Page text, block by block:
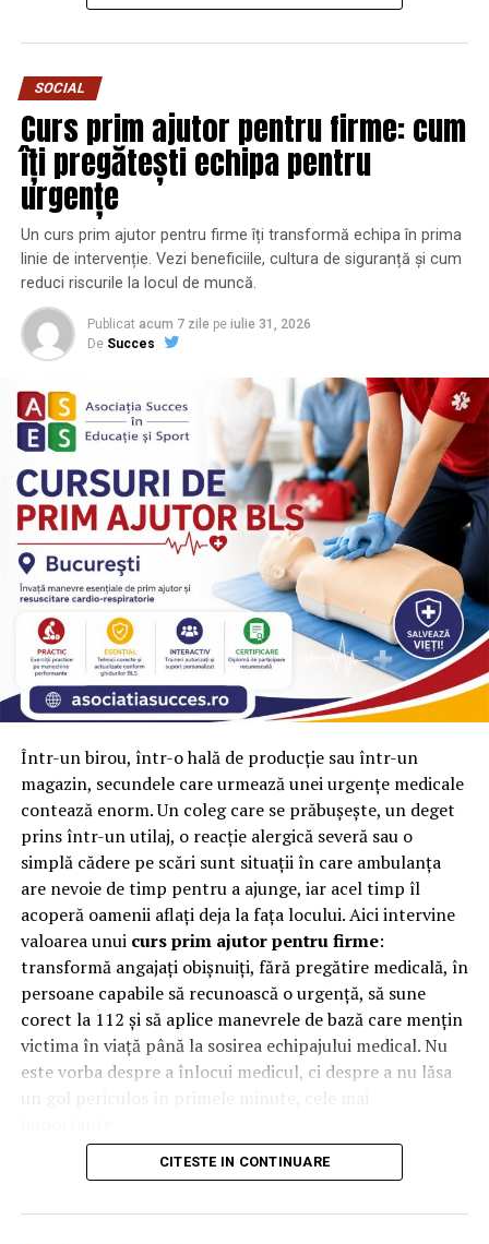
Cauți un fotograf de nuntă care să surprindă mai mult
decât simple imagini? Vrei o echipă care să spună
povestea emoționantă a zilei tale speciale, o echipă care
fericire?
FOTOGRAF NUNTA: Suntem o echipă de fotografi și
videografi pasionați, dedicați creării de amintiri
atemporale prin arta noastră. Cu o abordare naturală și
discretă, surprindem momentele magice ale nunții tale,
de la pregătiri la petrecerea de final, oferindu-ți o
poveste unică în imagini și film.
Ce ne face speciali:
Experiență
: Am fotografiat și filmat zeci de nunți,
acumulând o vastă experiență în domeniu.
Stil: Ne caracterizează un stil modern, elegant și
pe povestea voastră de dragoste.
Echipă: Suntem o echipă unită și prietenoasă, care
va crea o atmosferă relaxantă și plăcută pe tot
parcursul zilei nunții.
Profesionalism: Folosim echipamente de ultimă
generație și ne dedicăm complet fiecărui proiect
pentru a obține rezultate excepționale.
De ce să alegi Lights and Tales :
Pentru a avea amintiri de neuitat: Imaginile și
filmările noastre vor fi o mărturie prețioasă a
Pentru a beneficia de un raport calitate-preț
excelent: Oferim pachete personalizate pentru a
se potrivi nevoilor și bugetului fiecărui cuplu.
SOCIAL
Curs prim ajutor pentru firme: cum
îți pregătești echipa pentru
urgențe
Un curs prim ajutor pentru firme îți transformă echipa în prima
linie de intervenție. Vezi beneficiile, cultura de siguranță și cum
reduci riscurile la locul de muncă.
Publicat acum 7 zile pe iulie 31, 2026
De Succes
Într-un birou, într-o hală de producție sau într-un
magazin, secundele care urmează unei urgențe medicale
contează enorm. Un coleg care se prăbușește, un deget
prins într-un utilaj, o reacție alergică severă sau o
simplă cădere pe scări sunt situații în care ambulanța
are nevoie de timp pentru a ajunge, iar acel timp îl
acoperă oamenii aflați deja la fața locului. Aici intervine
valoarea unui curs prim ajutor pentru firme:
transformă angajați obișnuiți, fără pregătire medicală, în
persoane capabile să recunoască o urgență, să sune
corect la 112 și să aplice manevrele de bază care mențin
victima în viață până la sosirea echipajului medical. Nu
este vorba despre a înlocui medicul, ci despre a nu lăsa
De ce contează primele minute
la locul de muncă
CITESTE IN CONTINUARE